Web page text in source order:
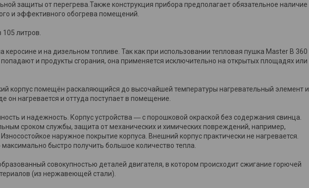
защиты от перегрева.Также конструкция прибора предполагает обязательное наличие
и эффективного обогрева помещений.
литров.
и на дизельном топливе. Так как при использовании тепловая пушка Master B 360
и продукты сгорания, она применяется исключительно на открытых площадях или
корпус помещён раскаляющийся до высочайшей температуры нагревательный элемент и
он нагревается и оттуда поступает в помещение.
и надежность. Корпус устройства ― с порошковой окраской без содержания свинца.
сроком службы, защита от механических и химических повреждений, например,
наружное покрытие корпуса. Внешний корпус практически не нагревается.
быстро получить большое количество тепла.
совокупностью деталей двигателя, в котором происходит сжигание горючей
(из нержавеющей стали).